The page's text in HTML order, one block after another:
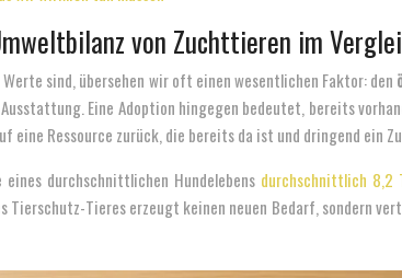
von Zuchttieren im
sind, übersehen wir oft einen wesentlichen Faktor: den
Eine Adoption hingegen bedeutet, bereits
Ressource zurück, die bereits da ist und dringend ein
durchschnittlichen Hundelebens durchschnittlich 8,2
Tieres erzeugt keinen neuen Bedarf, sondern